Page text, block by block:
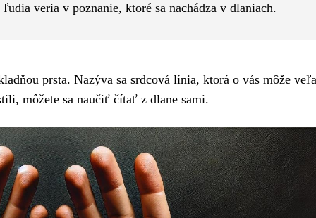
veria v poznanie, ktoré sa nachádza v dlaniach.
prsta. Nazýva sa srdcová línia, ktorá o vás môže veľa
môžete sa naučiť čítať z dlane sami.